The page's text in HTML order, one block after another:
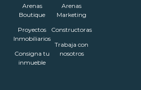
Arenas
Boutique
Proyectos
Inmobiliarios
Consigna tu
inmueble
Arenas
Marketing
Constructoras
Trabaja con
nosotros